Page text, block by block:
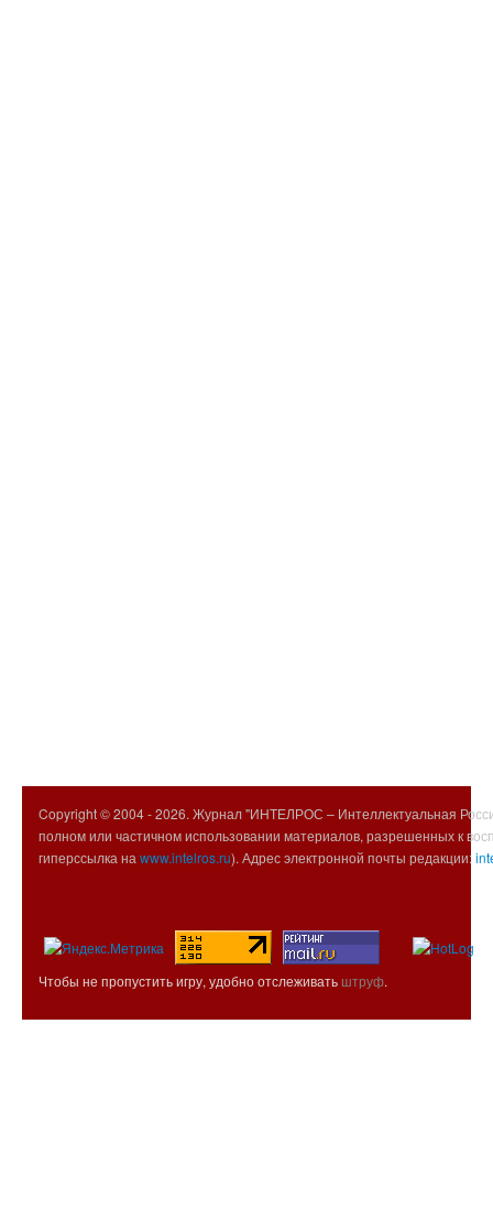
Copyright © 2004 -2026. Журнал "ИНТЕЛРОС – Интеллектуальная
полном или частичном использовании материалов, разрешенных к
гиперссылка на www.intelros.ru). Адрес электронной почты редакции:
Чтобы не пропустить игру, удобно отслеживать штруф.